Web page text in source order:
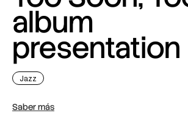
album
presentation
Jazz
Saber más